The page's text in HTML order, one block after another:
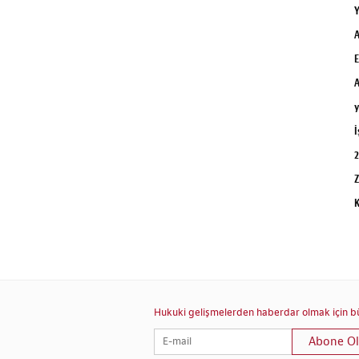
Hukuki gelişmelerden haberdar olmak için
Abone Ol